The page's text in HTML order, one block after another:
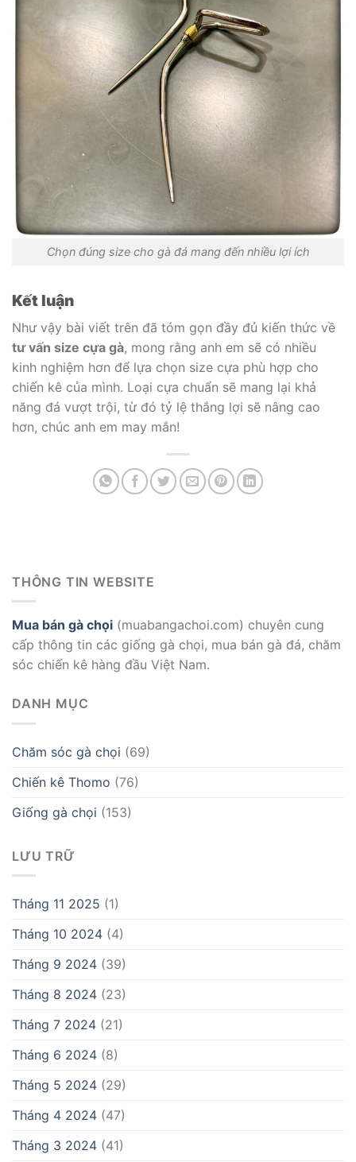
THÔNG TIN WEBSITE
Mua bán gà chọi (muabangachoi.com) chuyên cung
cấp thông tin các giống gà chọi, mua bán gà đá, chăm
sóc chiến kê hàng đầu Việt Nam.
DANH MỤC
Chăm sóc gà chọi (69)
Chiến kê Thomo (76)
Giống gà chọi (153)
LƯU TRỮ
Tháng 11 2025 (1)
Tháng 10 2024 (4)
Tháng 9 2024 (39)
Tháng 8 2024 (23)
Tháng 7 2024 (21)
Tháng 6 2024 (8)
Tháng 5 2024 (29)
Tháng 4 2024 (47)
Tháng 3 2024 (41)
Chọn đúng size cho gà đá mang đến nhiều lợi ích
Kết luận
Như vậy bài viết trên đã tóm gọn đầy đủ kiến thức về
tư vấn size cựa gà, mong rằng anh em sẽ có nhiều
kinh nghiệm hơn để lựa chọn size cựa phù hợp cho
chiến kê của mình. Loại cựa chuẩn sẽ mang lại khả
năng đá vượt trội, từ đó tỷ lệ thắng lợi sẽ nâng cao
hơn, chúc anh em may mắn!